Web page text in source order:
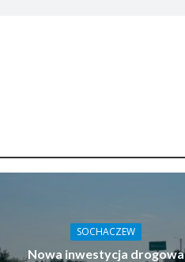
SOCHACZEW
Nowa inwestycja drogowa